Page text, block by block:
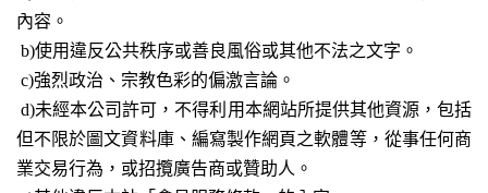
內容。
b)使用違反公共秩序或善良風俗或其他不法之文字。
c)強烈政治、宗教色彩的偏激言論。
d)未經本公司許可，不得利用本網站所提供其他資源，包括
但不限於圖文資料庫、編寫製作網頁之軟體等，從事任何商
業交易行為，或招攬廣告商或贊助人。